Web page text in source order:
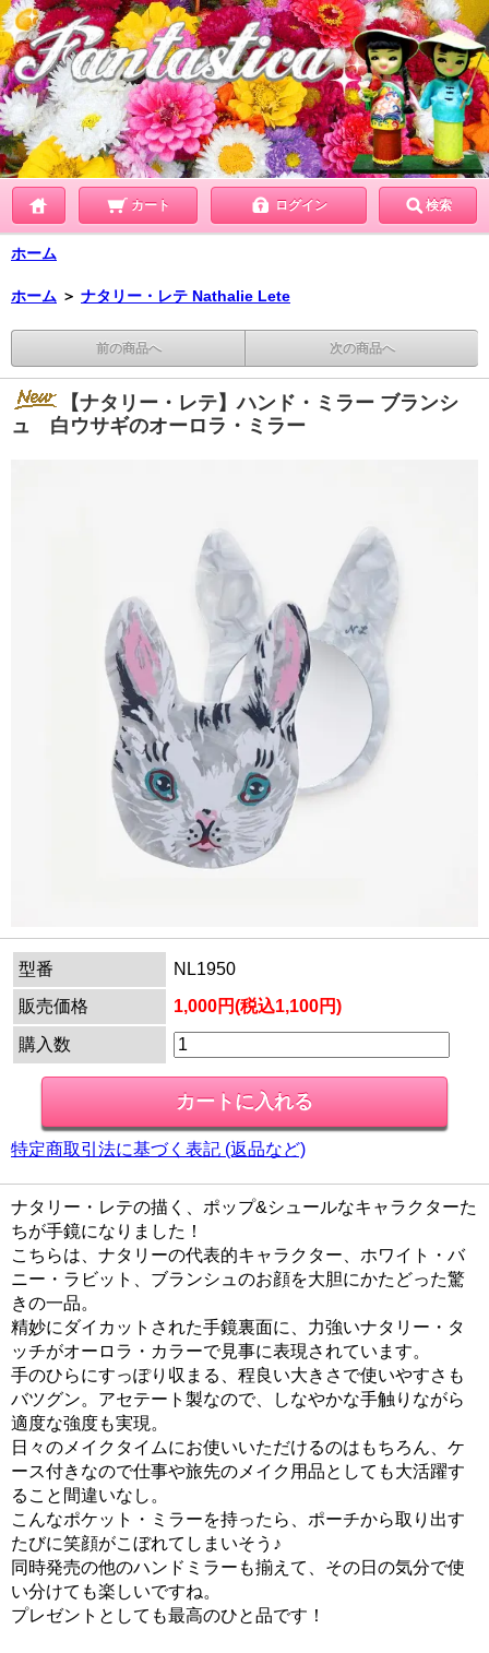
カート ログイン 検索
ホーム
ホーム ＞ ナタリー・レテ Nathalie Lete
前の商品へ 次の商品へ
【ナタリー・レテ】ハンド・ミラー ブランシ
ュ 白ウサギのオーロラ・ミラー
型番
NL1950
販売価格
1,000円(税込1,100円)
購入数
特定商取引法に基づく表記 (返品など)
ナタリー・レテの描く、ポップ&シュールなキャラクターた
ちが手鏡になりました！
こちらは、ナタリーの代表的キャラクター、ホワイト・バ
ニー・ラビット、ブランシュのお顔を大胆にかたどった驚
きの一品。
精妙にダイカットされた手鏡裏面に、力強いナタリー・タ
ッチがオーロラ・カラーで見事に表現されています。
手のひらにすっぽり収まる、程良い大きさで使いやすさも
バツグン。アセテート製なので、しなやかな手触りながら
適度な強度も実現。
日々のメイクタイムにお使いいただけるのはもちろん、ケ
ース付きなので仕事や旅先のメイク用品としても大活躍す
ること間違いなし。
こんなポケット・ミラーを持ったら、ポーチから取り出す
たびに笑顔がこぼれてしまいそう♪
同時発売の他のハンドミラーも揃えて、その日の気分で使
い分けても楽しいですね。
プレゼントとしても最高のひと品です！